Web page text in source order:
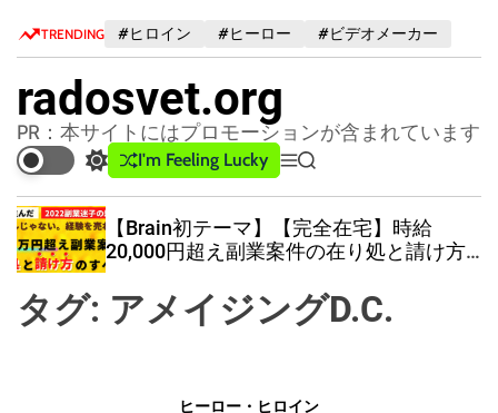
TRENDING #ヒロイン #ヒーロー #ビデオメーカー
radosvet.org
PR：本サイトにはプロモーションが含まれています
S
w
i
t
c
c
o
I'm Feeling Lucky
M
e
n
u
S
e
r
c
【Brain初テーマ】【完全在宅】時給
20,000円超え副業案件の在り処と請け方
タグ: アメイジングD.C.
ヒーロー・ヒロイン